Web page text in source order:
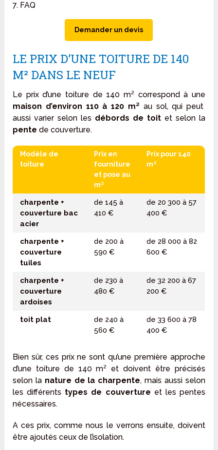
7. FAQ
Demander un devis
LE PRIX D’UNE TOITURE DE 140
M² DANS LE NEUF
Le prix d’une toiture de 140 m² correspond à une
maison d’environ 110 à 120 m² au sol, qui peut
aussi varier selon les débords de toit et selon la
pentede couverture.
Modèle de
toiture
Prix en
fourniture
et pose au
m²
Prix pour 140
m²
charpente +
couverture bac
acier
de 145 à
410 €
de 20 300 à 57
400 €
charpente +
couverture
tuiles
de 200 à
590 €
de 28 000 à 82
600 €
charpente +
couverture
ardoises
de 230 à
480 €
de 32 200 à 67
200 €
toit plat
de 240 à
560 €
de 33 600 à 78
400 €
Bien sûr, ces prix ne sont qu’une première approche
d’une toiture de 140 m² et doivent être précisés
selon la nature de la charpente, mais aussi selon
les différents types de couverture et les pentes
nécessaires.
A ces prix, comme nous le verrons ensuite, doivent
être ajoutés ceux de l’isolation.